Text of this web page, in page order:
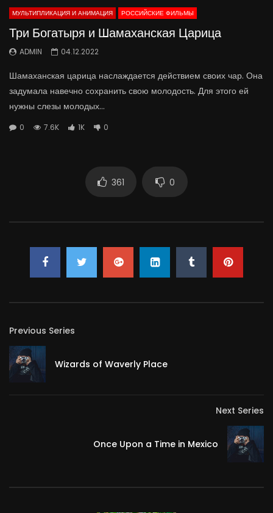
МУЛЬТИПЛИКАЦИЯ И АНИМАЦИЯ РОССИЙСКИЕ ФИЛЬМЫ
Три Богатыря и Шамаханская Царица
ADMIN 04.12.2022
Шамаханская царица наслаждается действием своих чар. Она
задумала навечно сохранить свою молодость. Для этого ей
нужны слезы молодых...
0 7.6K 1K 0
361 0
Previous Series
Wizards of Waverly Place
Next Series
Once Upon a Time in Mexico